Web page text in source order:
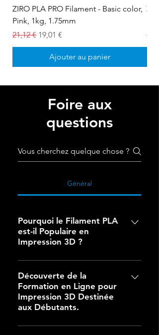
ZIRO PLA PRO Filament - Basic color,
Pink, 1kg, 1.75mm
Prix original
21,12 € Prix promotionnel
19,01 €
Ajouter au panier
Foire aux
questions
Général
Pourquoi le Filament PLA
est-il Populaire en
Impression 3D ?
Pourquoi le Filament PLA est-il
Populaire en Impression 3D ?Le
filament PLA jouit d'une grande
popularité en impression 3D pour
de multiples raisons essentielles :
Découverte de la
Formation en Ligne pour
Impression 3D Destinée
aux Débutants.
Qu'est-ce que l'Impression 3D et